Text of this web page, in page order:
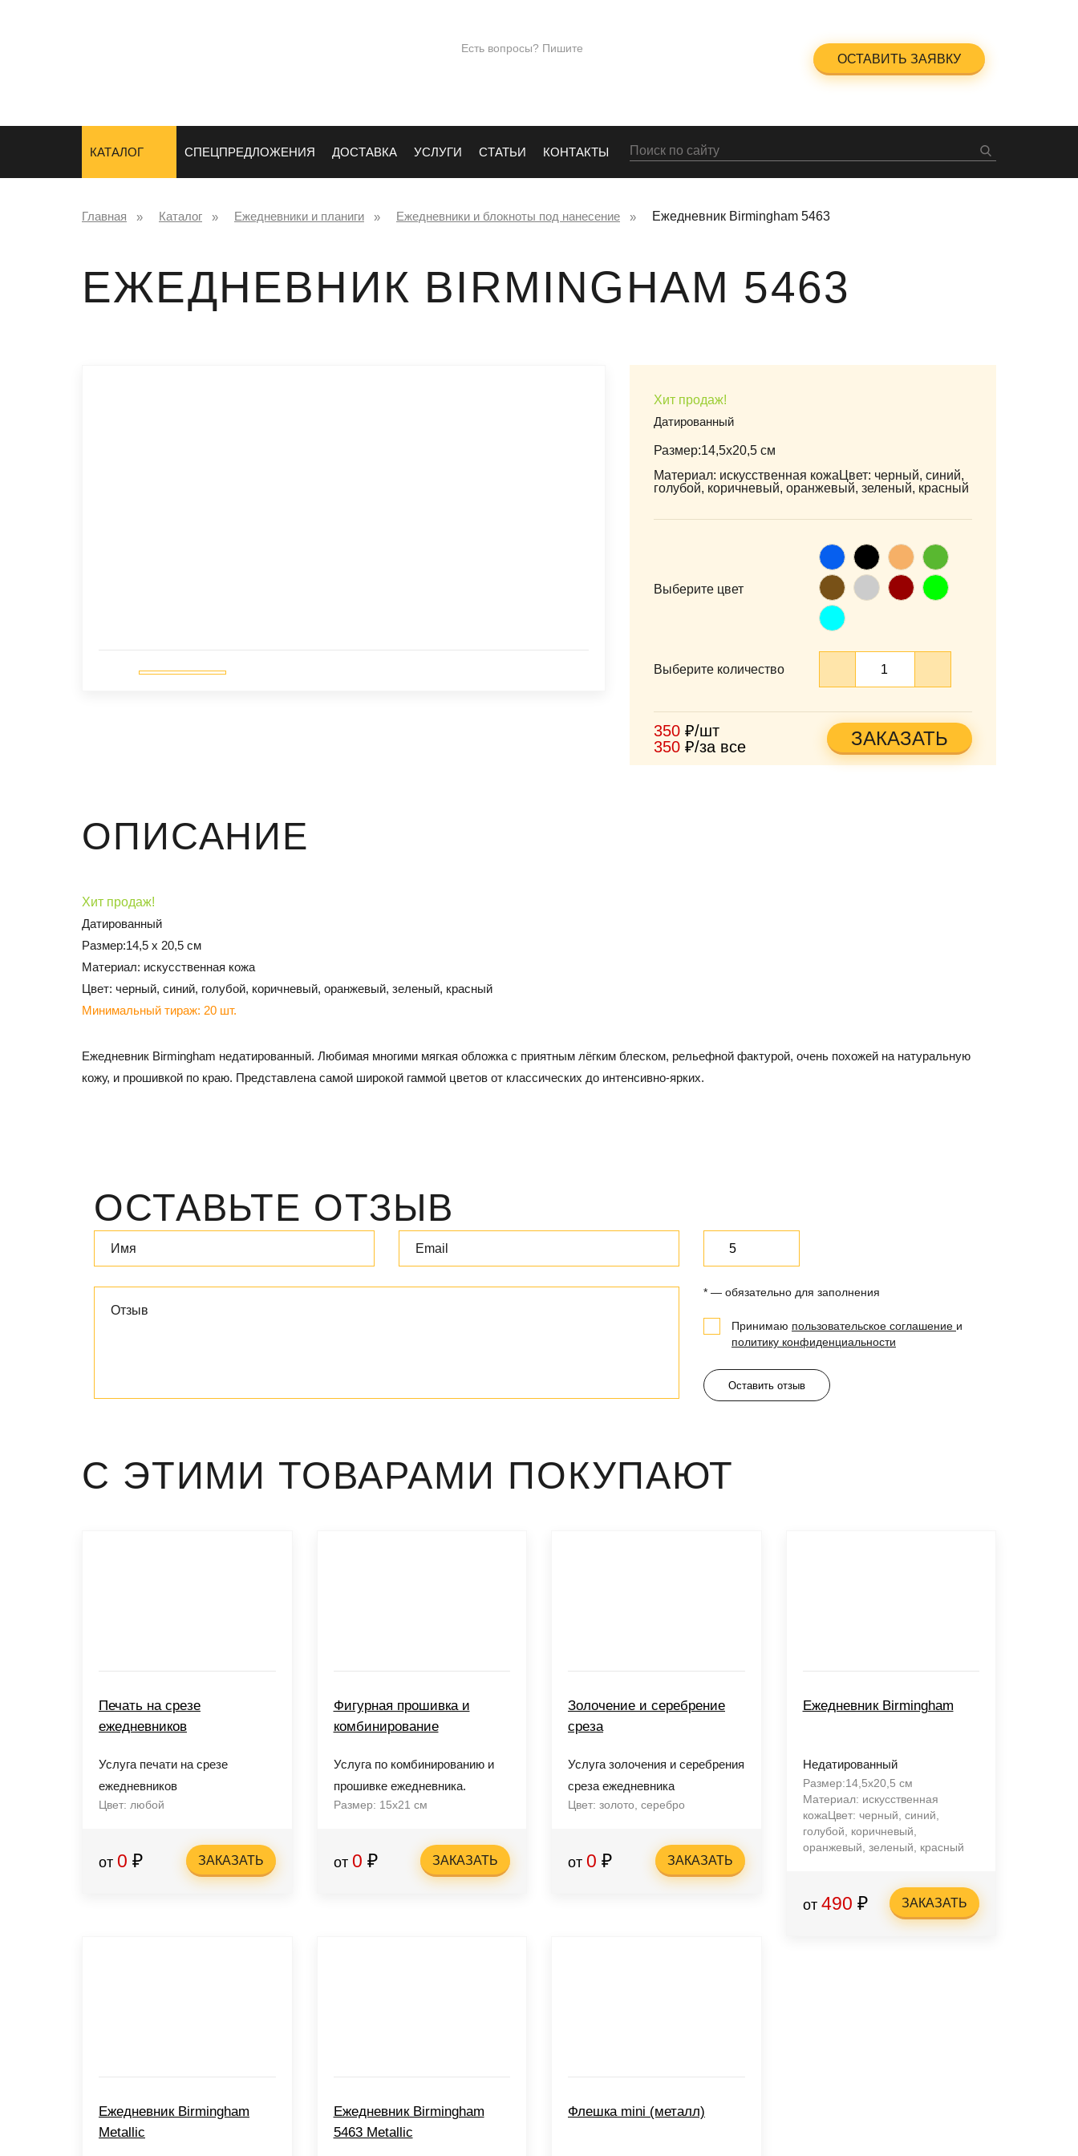
Есть вопросы? Пишите
ОСТАВИТЬ ЗАЯВКУ
КАТАЛОГ СПЕЦПРЕДЛОЖЕНИЯ ДОСТАВКА УСЛУГИ СТАТЬИ КОНТАКТЫ
Главная Каталог Ежедневники и планиги Ежедневники и блокноты под нанесение Ежедневник Birmingham 5463
ЕЖЕДНЕВНИК BIRMINGHAM 5463
Хит продаж!
Датированный
Размер:14,5х20,5 см
Материал: искусственная кожаЦвет: черный, синий,
голубой, коричневый, оранжевый, зеленый, красный
Выберите цвет
СинийЧерныйОранжевый
Зеленый
Коричневый
СерыйБордовыйСалатовый
Голубой
Выберите количество
350 ₽/шт
350 ₽/за все ЗАКАЗАТЬ
ОПИСАНИЕ
Хит продаж!
Датированный
Размер:14,5 х 20,5 см
Материал: искусственная кожа
Цвет: черный, синий, голубой, коричневый, оранжевый, зеленый, красный
Минимальный тираж: 20 шт.
Ежедневник Birmingham недатированный. Любимая многими мягкая обложка с приятным лёгким блеском, рельефной фактурой, очень похожей на натуральную
кожу, и прошивкой по краю. Представлена самой широкой гаммой цветов от классических до интенсивно-ярких.
ОСТАВЬТЕ ОТЗЫВ
* — обязательно для заполнения
Принимаю пользовательское соглашение и
политику конфиденциальности
Оставить отзыв
С ЭТИМИ ТОВАРАМИ ПОКУПАЮТ
Печать на срезе
ежедневников
Услуга печати на срезе
ежедневников
Цвет: любой
от 0 ₽ ЗАКАЗАТЬ
Фигурная прошивка и
комбинирование
Услуга по комбинированию и
прошивке ежедневника.
Размер: 15х21 см
от 0 ₽ ЗАКАЗАТЬ
Золочение и серебрение
среза
Услуга золочения и серебрения
среза ежедневника
Цвет: золото, серебро
от 0 ₽ ЗАКАЗАТЬ
Ежедневник Birmingham
Недатированный
Размер:14,5х20,5 см
Материал: искусственная
кожаЦвет: черный, синий,
голубой, коричневый,
оранжевый, зеленый, красный
от 490 ₽ ЗАКАЗАТЬ
Ежедневник Birmingham
Metallic
Ежедневник Birmingham
5463 Metallic
Флешка mini (металл)